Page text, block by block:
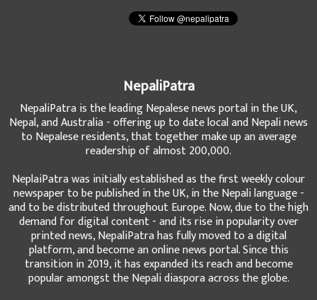
NepaliPatra
NepaliPatra is the leading Nepalese news portal in the UK,
Nepal, and Australia - offering up to date local and Nepali news
to Nepalese residents, that together make up an average
readership of almost 200,000.
NeplaiPatra was initially established as the first weekly colour
newspaper to be published in the UK, in the Nepali language -
and to be distributed throughout Europe. Now, due to the high
demand for digital content - and its rise in popularity over
printed news, NepaliPatra has fully moved to a digital
platform, and become an online news portal. Since this
transition in 2019, it has expanded its reach and become
popular amongst the Nepali diaspora across the globe.